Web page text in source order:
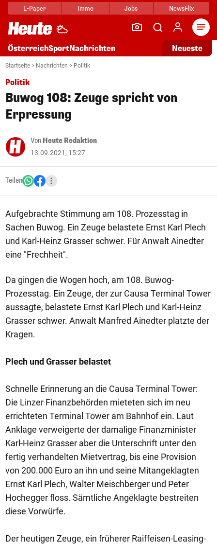
E-Paper Immo Jobs NewsFlix
ÖsterreichSportNachrichten Neueste
Startseite Nachrichten Politik
Politik
Buwog 108: Zeuge spricht von
Erpressung
Von Heute Redaktion
13.09.2021, 15:27
Teilen
Aufgebrachte Stimmung am 108. Prozesstag in
Sachen Buwog. Ein Zeuge belastete Ernst Karl Plech
und Karl-Heinz Grasser schwer. Für Anwalt Ainedter
eine "Frechheit".
Da gingen die Wogen hoch, am 108. Buwog-
Prozesstag. Ein Zeuge, der zur Causa Terminal Tower
aussagte, belastete Ernst Karl Plech und Karl-Heinz
Grasser schwer. Anwalt Manfred Ainedter platzte der
Kragen.
Plech und Grasser belastet
Schnelle Erinnerung an die Causa Terminal Tower:
Die Linzer Finanzbehörden mieteten sich im neu
errichteten Terminal Tower am Bahnhof ein. Laut
Anklage verweigerte der damalige Finanzminister
Karl-Heinz Grasser aber die Unterschrift unter den
fertig verhandelten Mietvertrag, bis eine Provision
von 200.000 Euro an ihn und seine Mitangeklagten
Ernst Karl Plech, Walter Meischberger und Peter
Hochegger floss. Sämtliche Angeklagte bestreiten
diese Vorwürfe.
Der heutigen Zeuge, ein früherer Raiffeisen-Leasing-